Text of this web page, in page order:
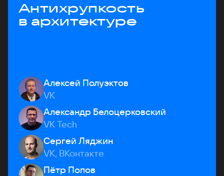
Антихрупкость
в архитектуре
Алексей Полуэктов
VK
Александр Белоцерковский
VK Tech
Сергей Ляджин
VK, ВКонтакте
Пётр Попов